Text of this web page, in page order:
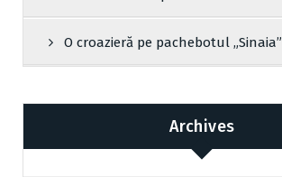
O croazieră pe pachebotul „Sinaia”
Archives